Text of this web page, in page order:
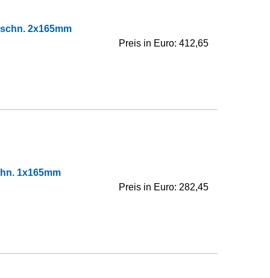
2x165mm
Preis in Euro: 412,65
1x165mm
Preis in Euro: 282,45